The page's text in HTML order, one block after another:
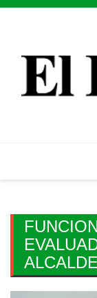
Skip